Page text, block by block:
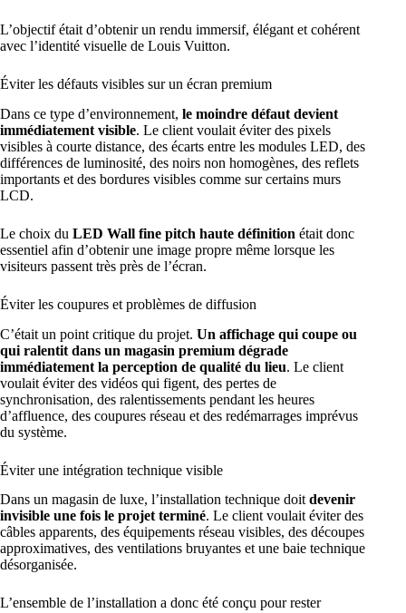
L’objectif était d’obtenir un rendu immersif, élégant et cohérent
avec l’identité visuelle de Louis Vuitton.
Éviter les défauts visibles sur un écran premium
Dans ce type d’environnement, le moindre défaut devient
immédiatement visible. Le client voulait éviter des pixels
visibles à courte distance, des écarts entre les modules LED, des
différences de luminosité, des noirs non homogènes, des reflets
importants et des bordures visibles comme sur certains murs
LCD.
Le choix du LED Wall fine pitch haute définition était donc
essentiel afin d’obtenir une image propre même lorsque les
visiteurs passent très près de l’écran.
Éviter les coupures et problèmes de diffusion
C’était un point critique du projet. Un affichage qui coupe ou
qui ralentit dans un magasin premium dégrade
immédiatement la perception de qualité du lieu. Le client
voulait éviter des vidéos qui figent, des pertes de
synchronisation, des ralentissements pendant les heures
d’affluence, des coupures réseau et des redémarrages imprévus
du système.
Éviter une intégration technique visible
Dans un magasin de luxe, l’installation technique doit devenir
invisible une fois le projet terminé. Le client voulait éviter des
câbles apparents, des équipements réseau visibles, des découpes
approximatives, des ventilations bruyantes et une baie technique
désorganisée.
L’ensemble de l’installation a donc été conçu pour rester